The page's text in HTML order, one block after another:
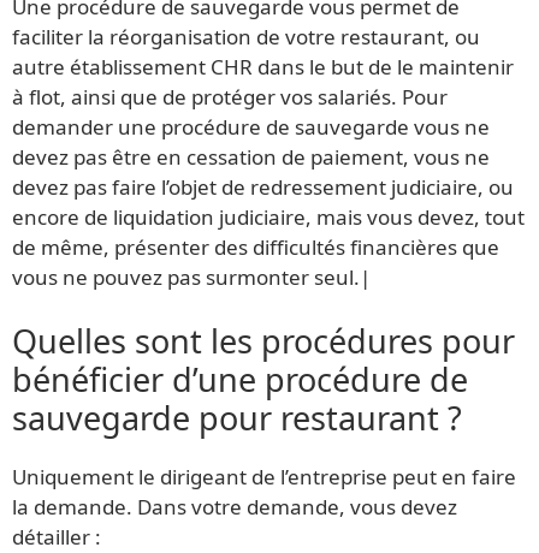
Une procédure de sauvegarde vous permet de
faciliter la réorganisation de votre restaurant, ou
autre établissement CHR dans le but de le maintenir
à flot, ainsi que de protéger vos salariés. Pour
demander une procédure de sauvegarde vous ne
devez pas être en cessation de paiement, vous ne
devez pas faire l’objet de redressement judiciaire, ou
encore de liquidation judiciaire, mais vous devez, tout
de même, présenter des difficultés financières que
vous ne pouvez pas surmonter seul.|
Quelles sont les procédures pour
bénéficier d’une procédure de
sauvegarde pour restaurant ?
Uniquement le dirigeant de l’entreprise peut en faire
la demande. Dans votre demande, vous devez
détailler :